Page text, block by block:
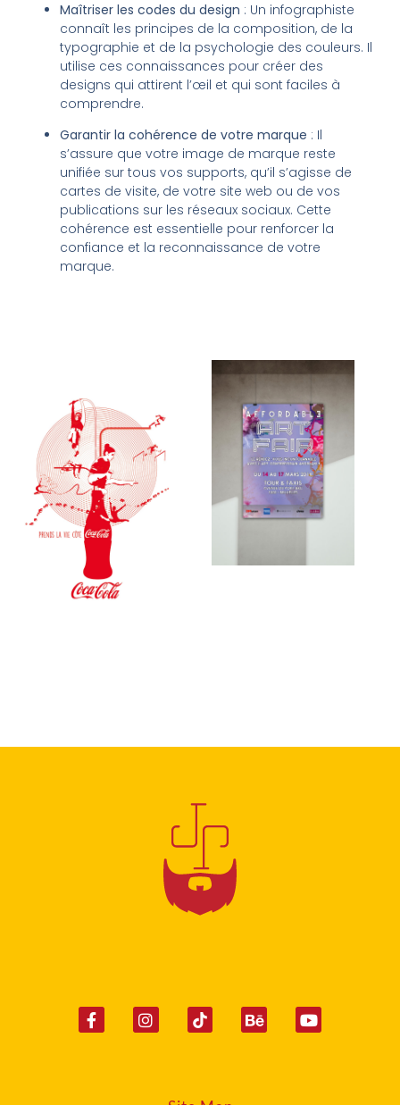
Maîtriser les codes du design : Un infographiste
connaît les principes de la composition, de la
typographie et de la psychologie des couleurs. Il
utilise ces connaissances pour créer des
designs qui attirent l’œil et qui sont faciles à
comprendre.
Garantir la cohérence de votre marque : Il
s’assure que votre image de marque reste
unifiée sur tous vos supports, qu’il s’agisse de
cartes de visite, de votre site web ou de vos
publications sur les réseaux sociaux. Cette
cohérence est essentielle pour renforcer la
confiance et la reconnaissance de votre
marque.